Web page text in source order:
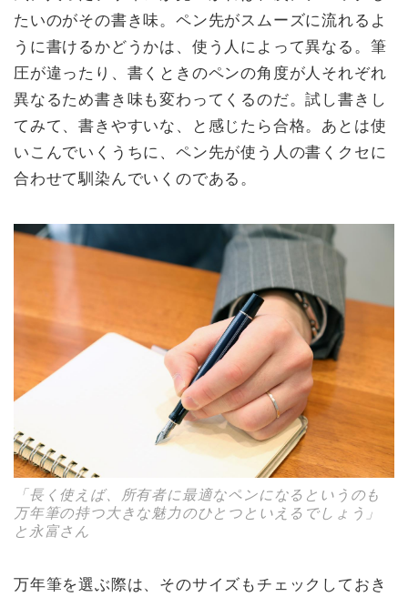
たいのがその書き味。ペン先がスムーズに流れるよ
うに書けるかどうかは、使う人によって異なる。筆
圧が違ったり、書くときのペンの角度が人それぞれ
異なるため書き味も変わってくるのだ。試し書きし
てみて、書きやすいな、と感じたら合格。あとは使
いこんでいくうちに、ペン先が使う人の書くクセに
合わせて馴染んでいくのである。
「長く使えば、所有者に最適なペンになるというのも
万年筆の持つ大きな魅力のひとつといえるでしょう」
と永富さん
万年筆を選ぶ際は、そのサイズもチェックしておき